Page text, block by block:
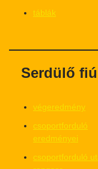
táblák
Serdülő fiú
végeredmény
csoportforduló
eredményei
csoportforduló